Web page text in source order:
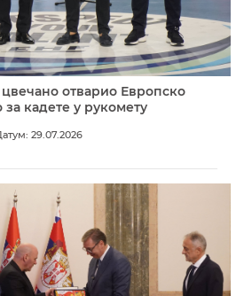
отварио Европско
за кадете у рукомету
29.07.2026